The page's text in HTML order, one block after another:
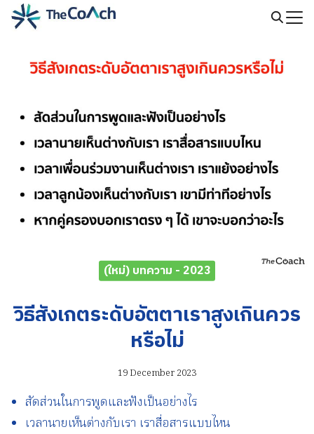
Skip
(ใหม่) บทความ - 2023
วิธีสังเกตระดับอัตตาเราสูงเกินควร
หรือไม่
19 December 2023
สัดส่วนในการพูดและฟังเป็นอย่างไร
เวลานายเห็นต่างกับเรา เราสื่อสารแบบไหน